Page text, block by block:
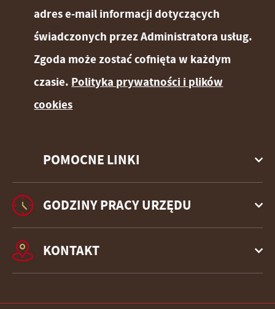
POMOCNE LINKI
adres e-mail informacji dotyczących
świadczonych przez Administratora usług.
Zgoda może zostać cofnięta w każdym
czasie. Polityka prywatności i plików
cookies
GODZINY PRACY URZĘDU
KONTAKT